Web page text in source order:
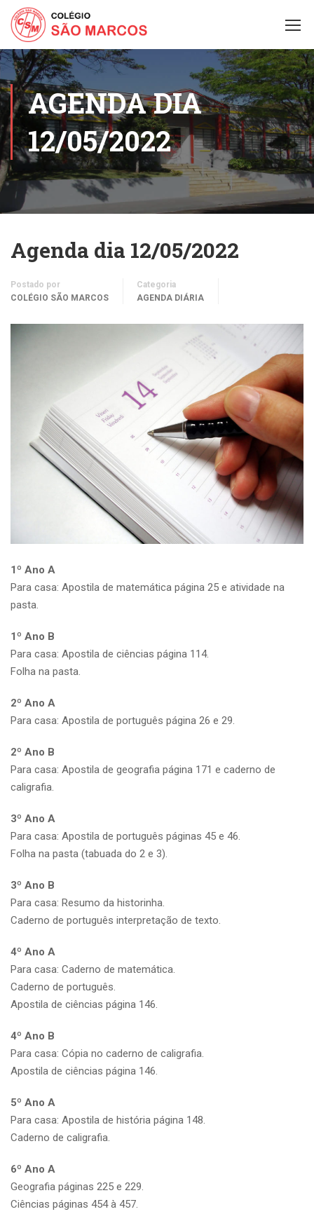
AGENDA DIA
12/05/2022
Agenda dia 12/05/2022
Postado por
COLÉGIO SÃO MARCOS
Categoria
AGENDA DIÁRIA
1º Ano A
Para casa: Apostila de matemática página 25 e atividade na
pasta.
1º Ano B
Para casa: Apostila de ciências página 114.
Folha na pasta.
2º Ano A
Para casa: Apostila de português página 26 e 29.
2º Ano B
Para casa: Apostila de geografia página 171 e caderno de
caligrafia.
3º Ano A
Para casa: Apostila de português páginas 45 e 46.
Folha na pasta (tabuada do 2 e 3).
3º Ano B
Para casa: Resumo da historinha.
Caderno de português interpretação de texto.
4º Ano A
Para casa: Caderno de matemática.
Caderno de português.
Apostila de ciências página 146.
4º Ano B
Para casa: Cópia no caderno de caligrafia.
Apostila de ciências página 146.
5º Ano A
Para casa: Apostila de história página 148.
Caderno de caligrafia.
6º Ano A
Geografia páginas 225 e 229.
Ciências páginas 454 à 457.